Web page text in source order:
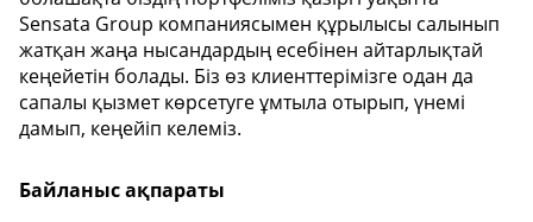
Sensata Group компаниясымен құрылысы салынып
жатқан жаңа нысандардың есебінен айтарлықтай
кеңейетін болады. Біз өз клиенттерімізге одан да
сапалы қызмет көрсетуге ұмтыла отырып, үнемі
дамып, кеңейіп келеміз.
Байланыс ақпараты